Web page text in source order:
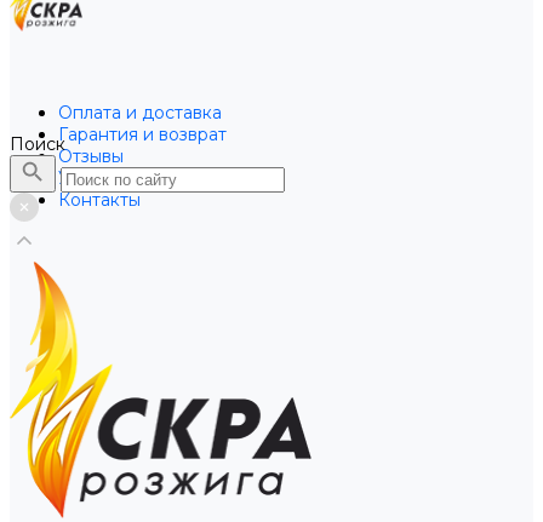
Оплата и доставка
Гарантия и возврат
Отзывы
Услуги
Контакты
Поиск